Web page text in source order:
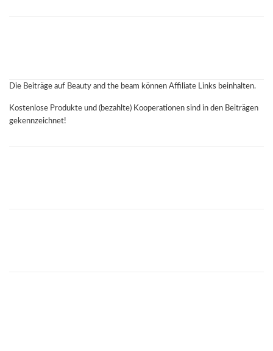
Die Beiträge auf Beauty and the beam können Affiliate Links beinhalten.
Kostenlose Produkte und (bezahlte) Kooperationen sind in den Beiträgen
gekennzeichnet!